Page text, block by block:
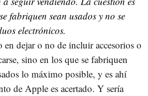
fabriquen sean usados y no se
electrónicos.
en dejar o no de incluir accesorios o
sino en los que se fabriquen
lo máximo posible, y es ahí
de Apple es acertado. Y sería